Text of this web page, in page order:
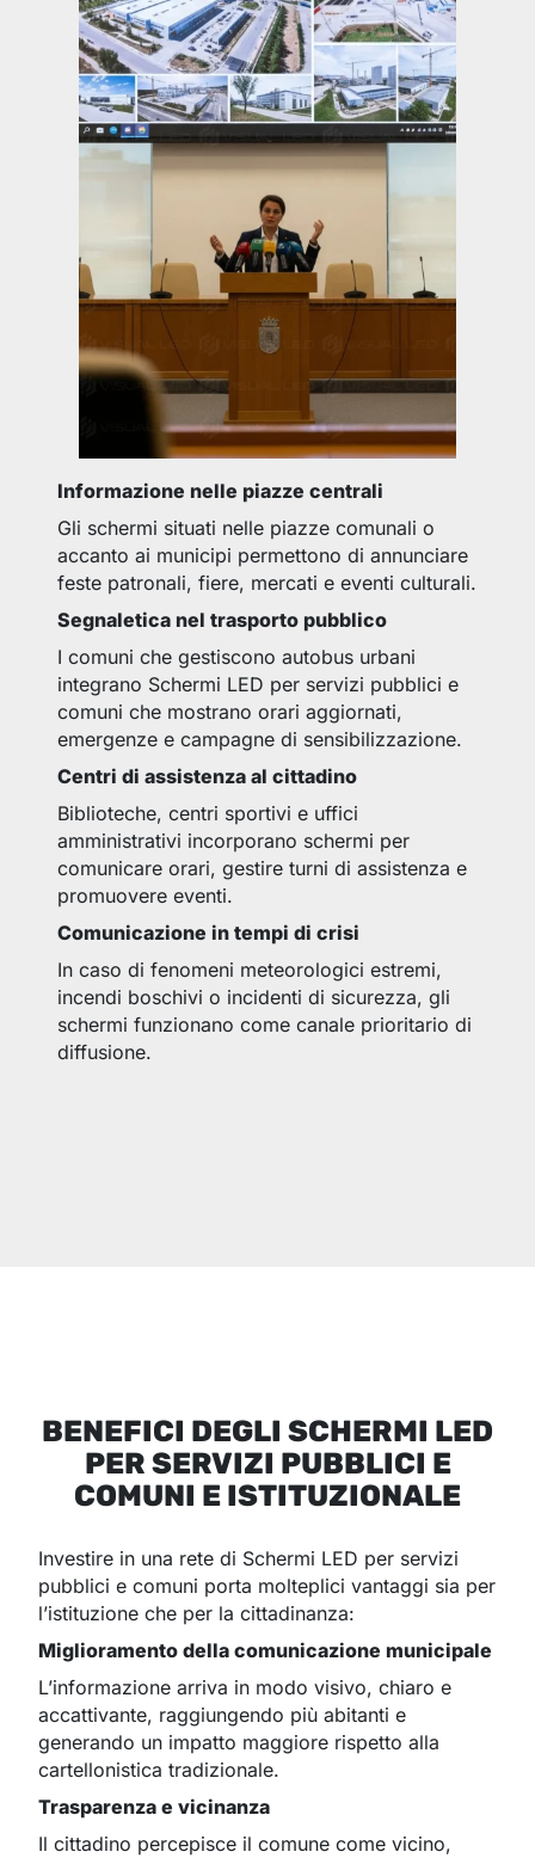
Informazione nelle piazze centrali
Gli schermi situati nelle piazze comunali o
accanto ai municipi permettono di annunciare
feste patronali, fiere, mercati e eventi culturali.
Segnaletica nel trasporto pubblico
I comuni che gestiscono autobus urbani
integrano Schermi LED per servizi pubblici e
comuni che mostrano orari aggiornati,
emergenze e campagne di sensibilizzazione.
Centri di assistenza al cittadino
Biblioteche, centri sportivi e uffici
amministrativi incorporano schermi per
comunicare orari, gestire turni di assistenza e
promuovere eventi.
Comunicazione in tempi di crisi
In caso di fenomeni meteorologici estremi,
incendi boschivi o incidenti di sicurezza, gli
schermi funzionano come canale prioritario di
diffusione.
BENEFICI DEGLI SCHERMI LED
PER SERVIZI PUBBLICI E
COMUNI E ISTITUZIONALE
Investire in una rete di Schermi LED per servizi
pubblici e comuni porta molteplici vantaggi sia per
l’istituzione che per la cittadinanza:
Miglioramento della comunicazione municipale
L’informazione arriva in modo visivo, chiaro e
accattivante, raggiungendo più abitanti e
generando un impatto maggiore rispetto alla
cartellonistica tradizionale.
Trasparenza e vicinanza
Il cittadino percepisce il comune come vicino,